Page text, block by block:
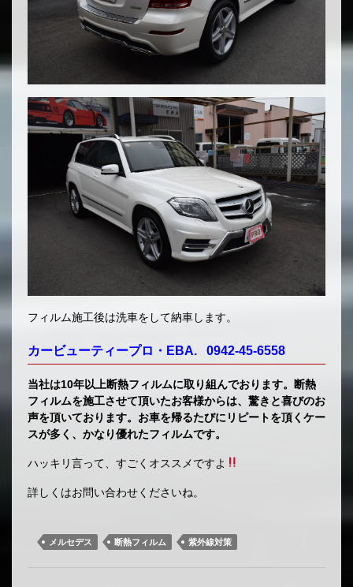
フィルム施工後は洗車をして納車します。
カービューティープロ・EBA. 0942-45-6558
当社は10年以上断熱フィルムに取り組んでおります。断熱
フィルムを施工させて頂いたお客様からは、驚きと喜びのお
声を頂いております。お車を帰るたびにリピートを頂くケー
スが多く、かなり優れたフィルムです。
ハッキリ言って、すごくオススメですよ
詳しくはお問い合わせくださいね。
メルセデス 断熱フィルム 紫外線対策